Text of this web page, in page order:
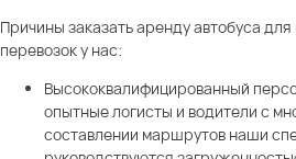
Причины заказать аренду автобуса
перевозок у нас:
Высококвалифицированный
опытные логисты и водители с
составлении маршрутов наши